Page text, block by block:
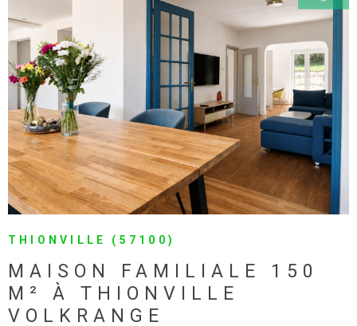
654 m², cadre de vie idéal alliant charme et confort moderne.
THIONVILLE (57100)
MAISON FAMILIALE 150
M² À THIONVILLE
VOLKRANGE
VOIR LE BIEN